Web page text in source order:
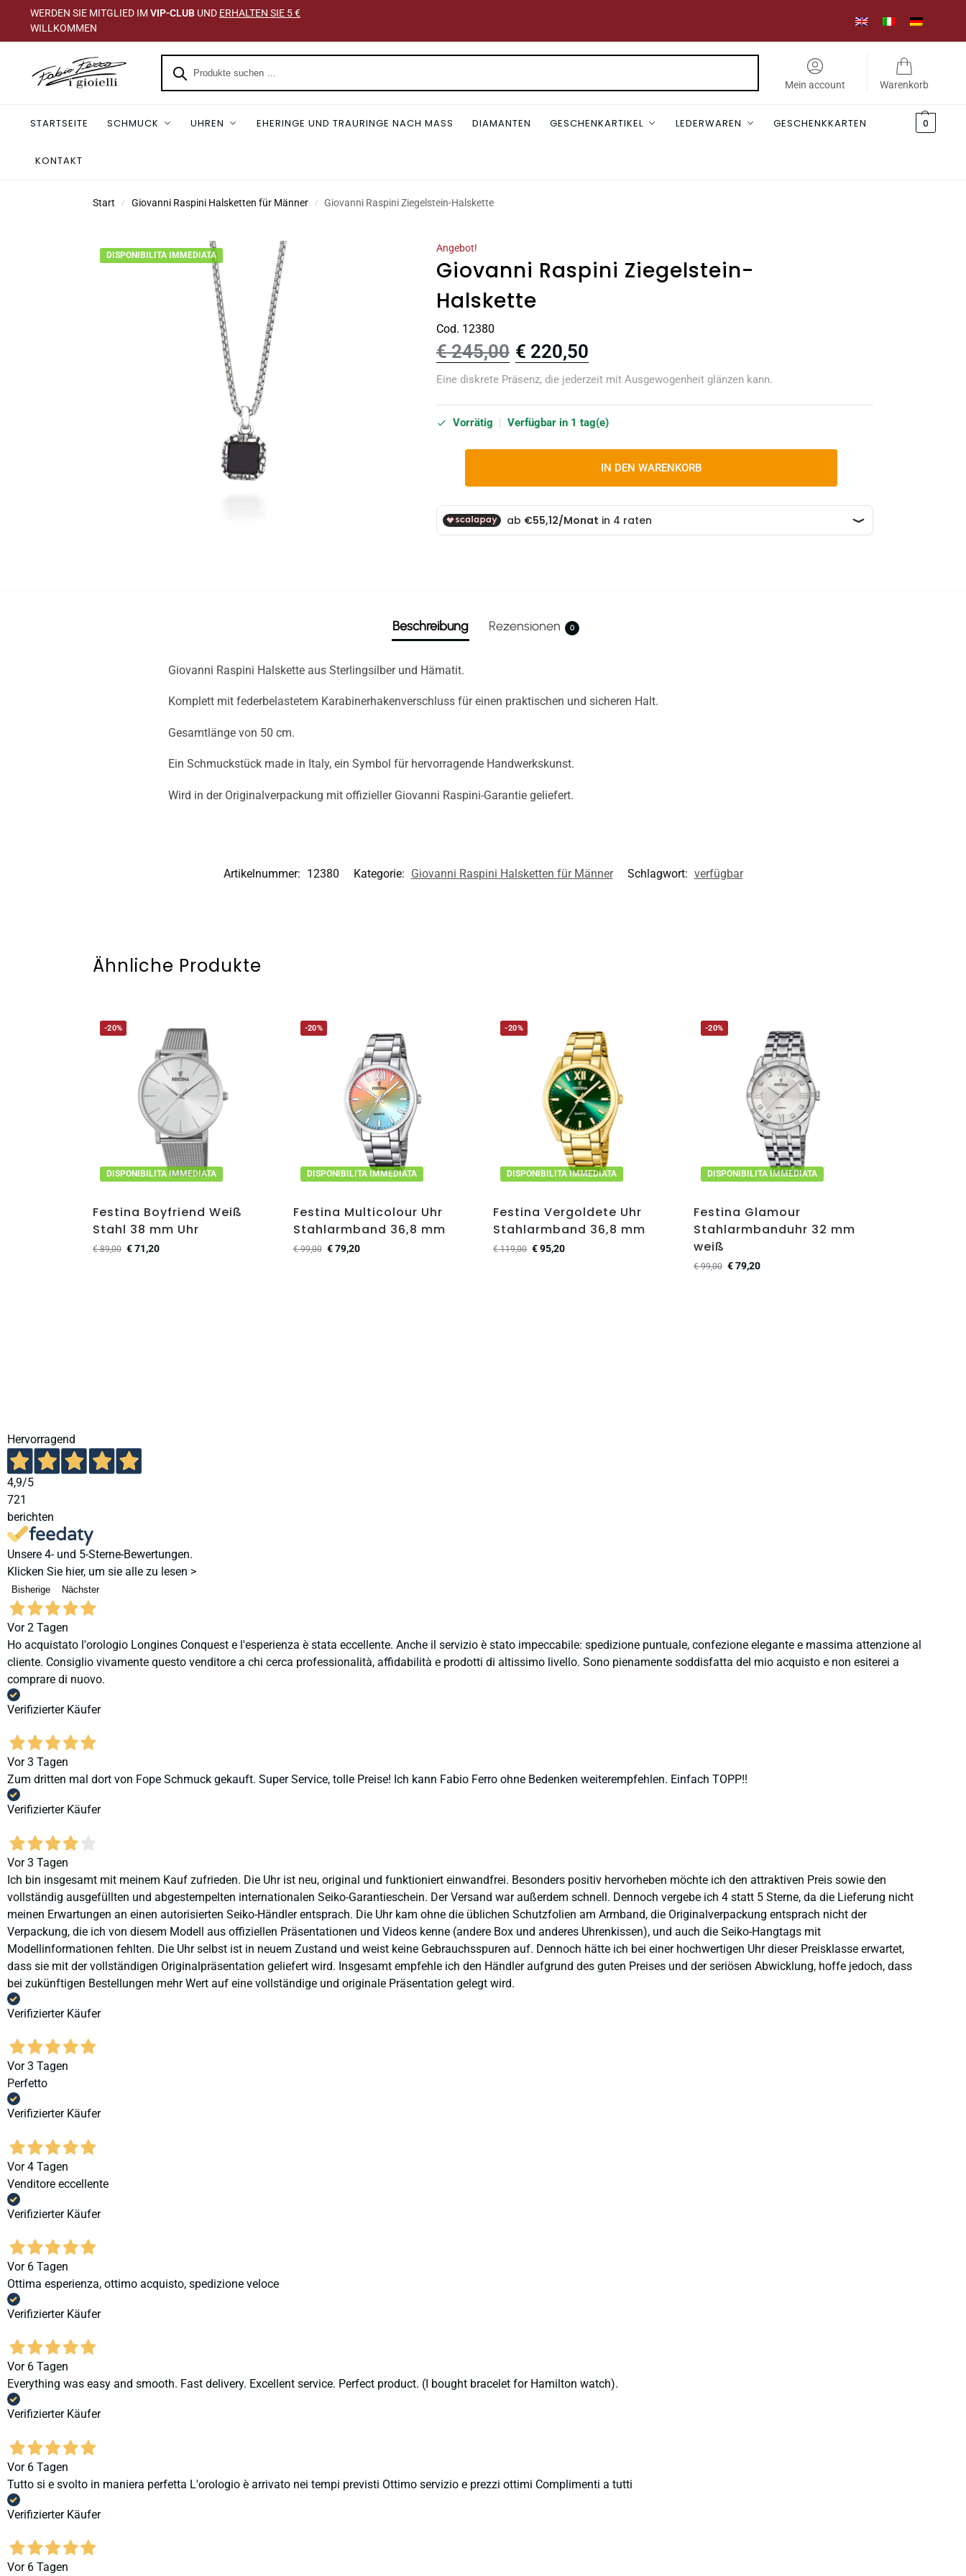
WERDEN SIE MITGLIED IM VIP-CLUBUND ERHALTEN SIE 5 €
WILLKOMMEN
Mein account Warenkorb
STARTSEITE SCHMUCK UHREN EHERINGE UND TRAURINGE NACH MASS DIAMANTEN GESCHENKARTIKEL LEDERWAREN GESCHENKKARTEN
KONTAKT
0
Start / Giovanni Raspini Halsketten für Männer / Giovanni Raspini Ziegelstein-Halskette
DISPONIBILITA IMMEDIATA
Angebot!
Giovanni Raspini Ziegelstein-
Halskette
Cod. 12380
€245,00 € 220,50
Eine diskrete Präsenz, die jederzeit mit Ausgewogenheit glänzen kann.
Vorrätig | Verfügbar in 1 tag(e)
IN DEN WARENKORB
Beschreibung Rezensionen 0
Giovanni Raspini Halskette aus Sterlingsilber und Hämatit.
Komplett mit federbelastetem Karabinerhakenverschluss für einen praktischen und sicheren Halt.
Gesamtlänge von 50 cm.
Ein Schmuckstück made in Italy, ein Symbol für hervorragende Handwerkskunst.
Wird in der Originalverpackung mit offizieller Giovanni Raspini-Garantie geliefert.
Artikelnummer: 12380 Kategorie: Giovanni Raspini Halsketten für Männer Schlagwort: verfügbar
Ähnliche Produkte
-20%
DISPONIBILITA IMMEDIATA
Festina Boyfriend Weiß
Stahl 38 mm Uhr
€89,00 €71,20
-20%
DISPONIBILITA IMMEDIATA
Festina Multicolour Uhr
Stahlarmband 36,8 mm
€99,00 €79,20
-20%
DISPONIBILITA IMMEDIATA
Festina Vergoldete Uhr
Stahlarmband 36,8 mm
€119,00 €95,20
-20%
DISPONIBILITA IMMEDIATA
Festina Glamour
Stahlarmbanduhr 32 mm
weiß
€99,00 €79,20
Hervorragend
4,9/5
721
berichten
Unsere 4- und 5-Sterne-Bewertungen.
Klicken Sie hier, um sie alle zu lesen >
Bisherige Nächster
Vor 2 Tagen
Ho acquistato l'orologio Longines Conquest e l'esperienza è stata eccellente. Anche il servizio è stato impeccabile: spedizione puntuale, confezione elegante e massima attenzione al
cliente. Consiglio vivamente questo venditore a chi cerca professionalità, affidabilità e prodotti di altissimo livello. Sono pienamente soddisfatta del mio acquisto e non esiterei a
comprare di nuovo.
Verifizierter Käufer
Vor 3 Tagen
Zum dritten mal dort von Fope Schmuck gekauft. Super Service, tolle Preise! Ich kann Fabio Ferro ohne Bedenken weiterempfehlen. Einfach TOPP!!
Verifizierter Käufer
Vor 3 Tagen
Ich bin insgesamt mit meinem Kauf zufrieden. Die Uhr ist neu, original und funktioniert einwandfrei. Besonders positiv hervorheben möchte ich den attraktiven Preis sowie den
vollständig ausgefüllten und abgestempelten internationalen Seiko-Garantieschein. Der Versand war außerdem schnell. Dennoch vergebe ich 4 statt 5 Sterne, da die Lieferung nicht
meinen Erwartungen an einen autorisierten Seiko-Händler entsprach. Die Uhr kam ohne die üblichen Schutzfolien am Armband, die Originalverpackung entsprach nicht der
Verpackung, die ich von diesem Modell aus offiziellen Präsentationen und Videos kenne (andere Box und anderes Uhrenkissen), und auch die Seiko-Hangtags mit
Modellinformationen fehlten. Die Uhr selbst ist in neuem Zustand und weist keine Gebrauchsspuren auf. Dennoch hätte ich bei einer hochwertigen Uhr dieser Preisklasse erwartet,
dass sie mit der vollständigen Originalpräsentation geliefert wird. Insgesamt empfehle ich den Händler aufgrund des guten Preises und der seriösen Abwicklung, hoffe jedoch, dass
bei zukünftigen Bestellungen mehr Wert auf eine vollständige und originale Präsentation gelegt wird.
Verifizierter Käufer
Vor 3 Tagen
Perfetto
Verifizierter Käufer
Vor 4 Tagen
Venditore eccellente
Verifizierter Käufer
Vor 6 Tagen
Ottima esperienza, ottimo acquisto, spedizione veloce
Verifizierter Käufer
Vor 6 Tagen
Everything was easy and smooth. Fast delivery. Excellent service. Perfect product. (I bought bracelet for Hamilton watch).
Verifizierter Käufer
Vor 6 Tagen
Tutto si e svolto in maniera perfetta L'orologio è arrivato nei tempi previsti Ottimo servizio e prezzi ottimi Complimenti a tutti
Verifizierter Käufer
Vor 6 Tagen